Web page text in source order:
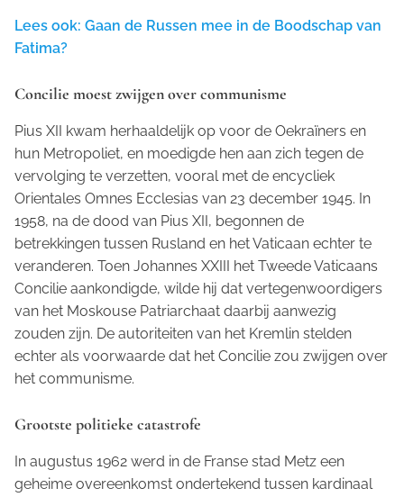
Lees ook: Gaan de Russen mee in de Boodschap van
Fatima?
Concilie moest zwijgen over communisme
Pius XII kwam herhaaldelijk op voor de Oekraïners en
hun Metropoliet, en moedigde hen aan zich tegen de
vervolging te verzetten, vooral met de encycliek
Orientales Omnes Ecclesias van 23 december 1945. In
1958, na de dood van Pius XII, begonnen de
betrekkingen tussen Rusland en het Vaticaan echter te
veranderen. Toen Johannes XXIII het Tweede Vaticaans
Concilie aankondigde, wilde hij dat vertegenwoordigers
van het Moskouse Patriarchaat daarbij aanwezig
zouden zijn. De autoriteiten van het Kremlin stelden
echter als voorwaarde dat het Concilie zou zwijgen over
het communisme.
Grootste politieke catastrofe
In augustus 1962 werd in de Franse stad Metz een
geheime overeenkomst ondertekend tussen kardinaal